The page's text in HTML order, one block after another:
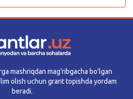
mashriqdan mag’ribgacha bo’lgan
olish uchun grant topishda yordam
beradi.